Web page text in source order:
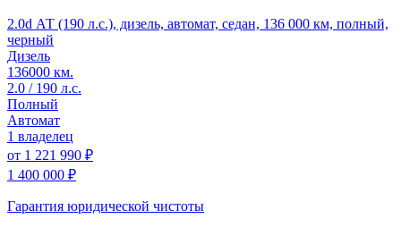
2.0d АТ (190 л.с.), дизель, автомат, седан, 136 000 км, полный,
черный
Дизель
136000 км.
2.0 / 190 л.с.
Полный
Автомат
1 владелец
от 1 221 990 ₽
1 400 000 ₽
Гарантия юридической чистоты